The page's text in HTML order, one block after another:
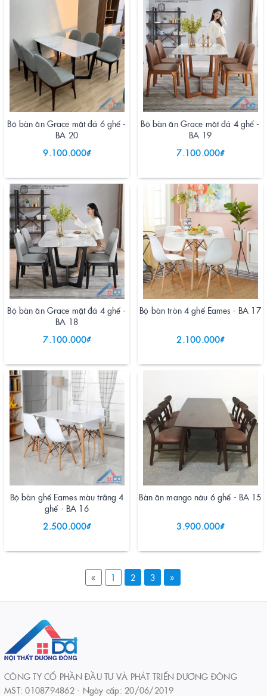
Bộ bàn ăn Grace mặt đá 6 ghế -
BA 20
9.100.000₫
Bộ bàn ăn Grace mặt đá 4 ghế -
BA 19
7.100.000₫
Bộ bàn ăn Grace mặt đá 4 ghế -
BA 18
7.100.000₫
Bộ bàn tròn 4 ghế Eames - BA 17
2.100.000₫
Bộ bàn ghế Eames màu trắng 4
ghế - BA 16
2.500.000₫
Bàn ăn mango nâu 6 ghế - BA 15
3.900.000₫
« 1 2 3 »
CÔNG TY CỔ PHẦN ĐẦU TƯ VÀ PHÁT TRIỂN DƯƠNG ĐÔNG
MST: 0108794862 - Ngày cấp: 20/06/2019